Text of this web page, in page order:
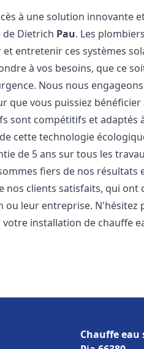
à une solution innovante
de Dietrich Pau. Les
entretenir ces systèmes
à vos besoins, que ce
Nous nous
que vous puissiez bénéficier
sont compétitifs et adaptés
cette technologie
de 5 ans sur tous les
fiers de nos résultats
clients satisfaits, qui ont
ou leur entreprise. N'hésitez
installation de chauffe
Chauffe eau